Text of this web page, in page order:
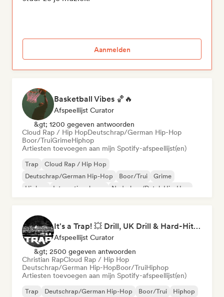
Aanmelden
Basketball Vibes 🏀🔥
Afspeellijst Curator
&gt; 1200 gegeven antwoorden
Cloud Rap / Hip HopDeutschrap/German Hip-Hop
Boor/TruiGrimeHiphop
Artiesten toevoegen aan mijn Spotify-afspeellijst(en)
Trap
Cloud Rap / Hip Hop
Deutschrap/German Hip-Hop
Boor/Trui
Grime
Hiphop
Internationale rap Nederhop/Dutch Hip-Hop
It's a Trap! 💥 Drill, UK Drill & Hard-Hitting Trap
Afspeellijst Curator
&gt; 2500 gegeven antwoorden
Christian RapCloud Rap / Hip Hop
Deutschrap/German Hip-HopBoor/TruiHiphop
Artiesten toevoegen aan mijn Spotify-afspeellijst(en)
Trap Deutschrap/German Hip-Hop Boor/Trui
Hiphop